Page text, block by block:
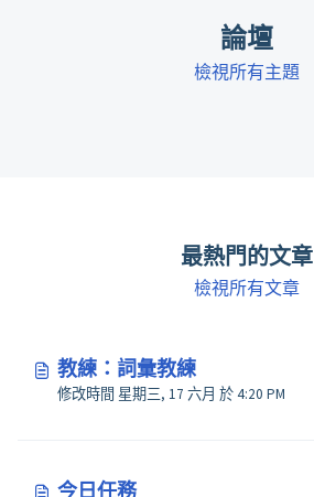
論壇
檢視所有主題
最熱門的文章
檢視所有文章
教練：詞彙教練
修改時間 星期三, 17 六月 於 4:20 PM
今日任務